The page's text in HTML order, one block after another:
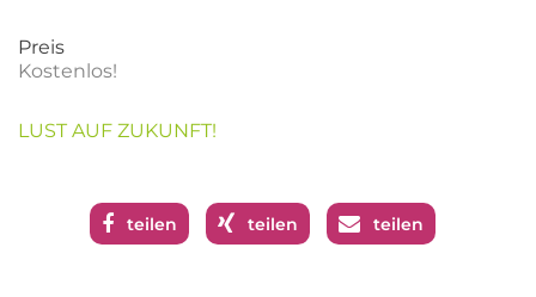
Preis
Kostenlos!
LUST AUF ZUKUNFT!
teilen teilen teilen